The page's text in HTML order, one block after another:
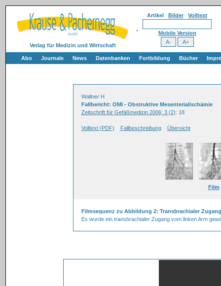
Verlag für Medizin und Wirtschaft
Artikel Bilder Volltext
Mobile Version
Abo Journale News Datenbanken Fortbildung Bücher
Wallner H
Fallbericht: OMI - Obstruktive Mesenterialischämie
Zeitschrift für Gefäßmedizin 2006; 3 (2): 18
Volltext (PDF) Fallbeschreibung Übersicht
Film
Filmsequenz zu Abbildung 2: Transbrachialer Zugang
Es wurde ein transbrachialer Zugang vom linken Arm